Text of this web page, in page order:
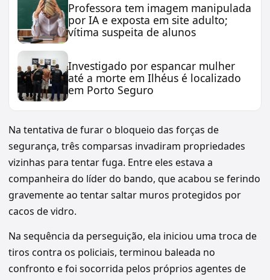
Professora tem imagem manipulada
por IA e exposta em site adulto;
vítima suspeita de alunos
Investigado por espancar mulher
até a morte em Ilhéus é localizado
em Porto Seguro
Na tentativa de furar o bloqueio das forças de
segurança, três comparsas invadiram propriedades
vizinhas para tentar fuga. Entre eles estava a
companheira do líder do bando, que acabou se ferindo
gravemente ao tentar saltar muros protegidos por
cacos de vidro.
Na sequência da perseguição, ela iniciou uma troca de
tiros contra os policiais, terminou baleada no
confronto e foi socorrida pelos próprios agentes de